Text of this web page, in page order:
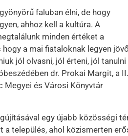
faluban élni, de hogy
ahhoz kell a kultúra. A
minden értéket a
hogy a mai fiataloknak legyen
jól olvasni, jól érteni, jól tanulni
dr. Prokai Margit, a II.
Megyei és Városi Könyvtár
egy újabb közösségi
a település, ahol közismerten